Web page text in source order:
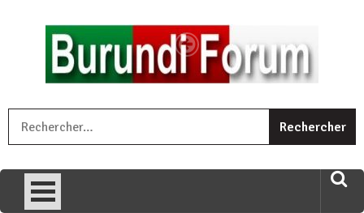
umariye umuryango wawe canke igihugu cakwibarutse .Wewe
uri ngaha ndagusigiye iki kibazo : Uriko ukora iki kugira ngo